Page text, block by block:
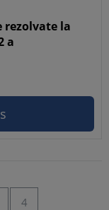
rezolvate la
a
4